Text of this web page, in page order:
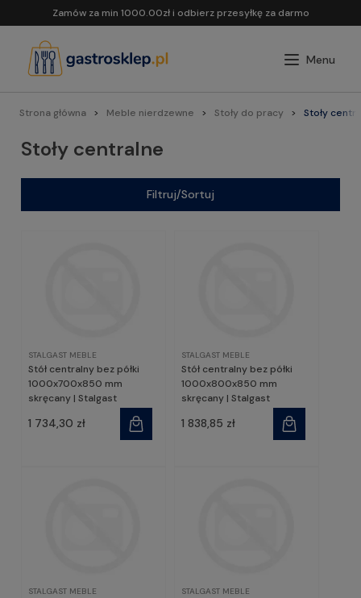
Zamów za min 1000.00zł i odbierz przesyłkę za darmo
Strona główna Meble nierdzewne Stoły do pracy Stoły
Stoły centralne
Filtruj/Sortuj
STALGAST MEBLE
Stół centralny bez półki
1000x700x850 mm
skręcany | Stalgast
1 734,30 zł
STALGAST MEBLE
Stół centralny bez półki
1000x800x850 mm
skręcany | Stalgast
1 838,85 zł
STALGAST MEBLE STALGAST MEBLE